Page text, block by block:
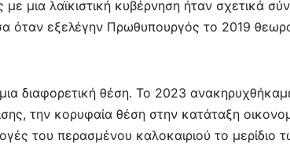
μια λαϊκιστική κυβέρνηση ήταν σχετικά
όταν εξελέγην Πρωθυπουργός το 2019
διαφορετική θέση. Το 2023
την κορυφαία θέση στην κατάταξη
του περασμένου καλοκαιριού το